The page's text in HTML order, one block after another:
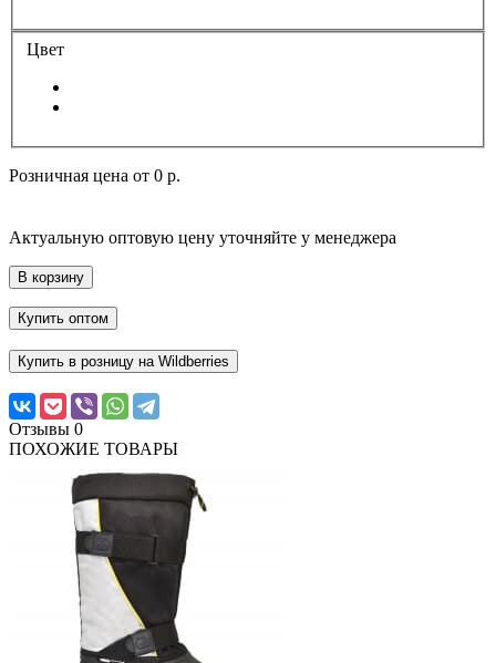
Цвет
Розничная цена от 0 р.
Актуальную оптовую цену уточняйте у менеджера
В корзину
Купить оптом
Купить в розницу на Wildberries
Отзывы 0
ПОХОЖИЕ ТОВАРЫ